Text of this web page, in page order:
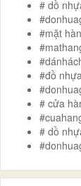
# dồ
#mặt
#đồ
# cửa
# dồ